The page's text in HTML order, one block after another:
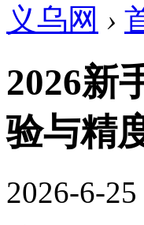
义乌网 ›
2026新
验与精
2026-6-25